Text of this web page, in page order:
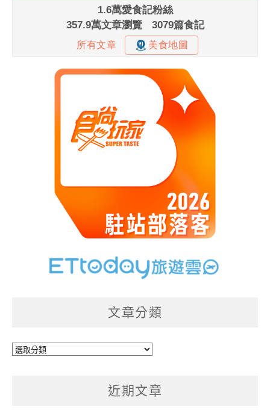
文章分類
文
近期文章